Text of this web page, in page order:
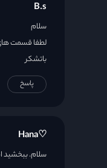
B.s
سلام
لطفا قسمت های
باتشکر
پاسخ
♡Hana
سلام.